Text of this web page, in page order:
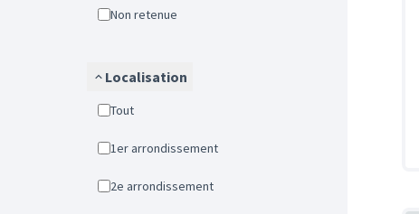
Non retenue
Localisation
Tout
1er arrondissement
2e arrondissement